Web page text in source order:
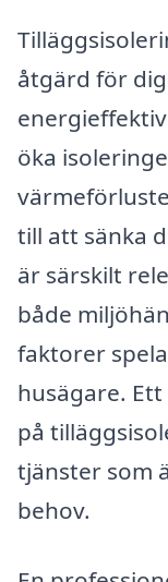
åtgärd för
öka
till att sänka
är särskilt
både
faktorer
husägare.
på
tjänster som
behov.